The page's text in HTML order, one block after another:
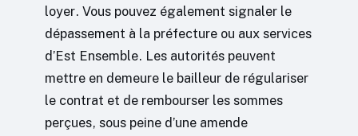
loyer. Vous pouvez également signaler le
dépassement à la préfecture ou aux services
d’Est Ensemble. Les autorités peuvent
mettre en demeure le bailleur de régulariser
le contrat et de rembourser les sommes
perçues, sous peine d’une amende